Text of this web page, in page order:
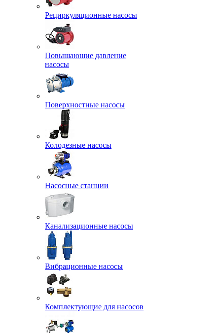
Рециркуляционные насосы
Повышающие давление
насосы
Поверхностные насосы
Колодезные насосы
Насосные станции
Канализационные насосы
Вибрационные насосы
Комплектующие для насосов